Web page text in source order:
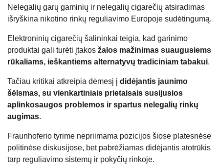
Nelegalių garų gaminių ir nelegalių cigarečių atsiradimas
išryškina nikotino rinkų reguliavimo Europoje sudėtingumą.
Elektroninių cigarečių šalininkai teigia, kad garinimo
produktai gali turėti įtakos žalos mažinimas suaugusiems
rūkaliams, ieškantiems alternatyvų tradiciniam tabakui.
Tačiau kritikai atkreipia dėmesį į didėjantis jaunimo
šėlsmas, su vienkartiniais prietaisais susijusios
aplinkosaugos problemos ir spartus nelegalių rinkų
augimas.
Fraunhoferio tyrime nepriimama pozicijos šiose platesnėse
politinėse diskusijose, bet pabrėžiamas didėjantis atotrūkis
tarp reguliavimo sistemų ir pokyčių rinkoje.